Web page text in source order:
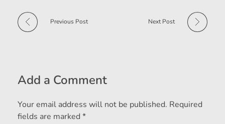
Previous Post Next Post
Add a Comment
Your email address will not be published. Required
fields are marked *